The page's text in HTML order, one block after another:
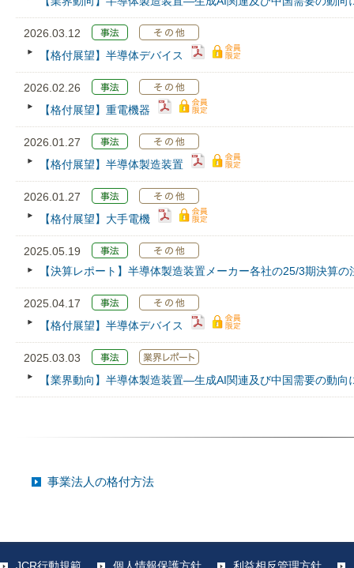
2026.03.12
【格付展望】半導体デバイス
2026.02.26
【格付展望】重電機器
2026.01.27
【格付展望】半導体製造装置
2026.01.27
【格付展望】大手電機
2025.05.19
【決算レポート】半導体製造装置メーカー各社の25/3期決算の
2025.04.17
【格付展望】半導体デバイス
2025.03.03
【業界動向】半導体製造装置―生成AI関連及び中国需要の動
事業法人の格付方法